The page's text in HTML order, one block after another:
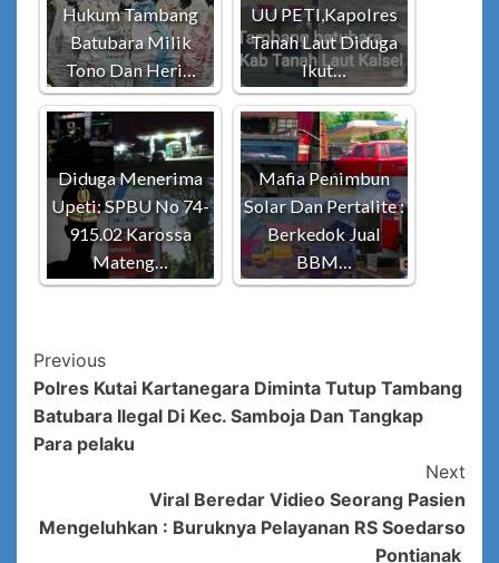
Hukum Tambang
Batubara Milik
Tono Dan Heri…
UU PETI,Kapolres
Tanah Laut Diduga
Ikut…
Diduga Menerima
Upeti: SPBU No 74-
915.02 Karossa
Mateng…
Mafia Penimbun
Solar Dan Pertalite :
Berkedok Jual
BBM…
Post
Navigation
Previous
Polres Kutai Kartanegara Diminta Tutup Tambang
Batubara Ilegal Di Kec. Samboja Dan Tangkap
Para pelaku
Next
Viral Beredar Vidieo Seorang Pasien
Mengeluhkan : Buruknya Pelayanan RS Soedarso
Pontianak